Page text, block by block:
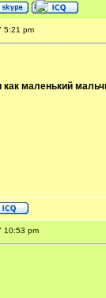
5:21 pm
маленький
10:53 pm